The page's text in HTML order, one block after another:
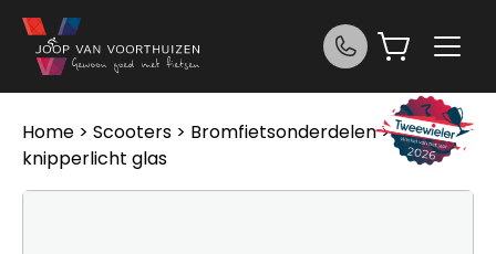
Ga naar de inhoud
Home > Scooters > Bromfietsonderdelen> Sym Mio
knipperlicht glas